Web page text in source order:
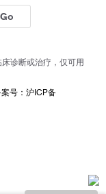
Go
诊断或治疗，仅可用
号：沪ICP备